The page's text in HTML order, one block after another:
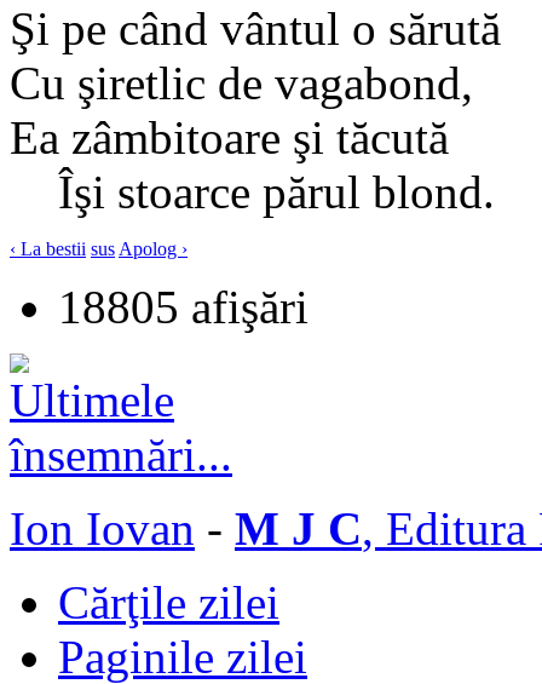
Şi pe când vântul o sărută
Cu şiretlic de vagabond,
Ea zâmbitoare şi tăcută
Îşi stoarce părul blond.
‹ La bestii sus Apolog ›
18805 afişări
Ion Iovan - M J C, Editura
Cărţile zilei
Paginile zilei